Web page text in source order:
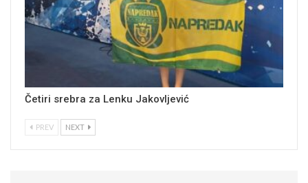
Četiri srebra za Lenku Jakovljević
PREV NEXT